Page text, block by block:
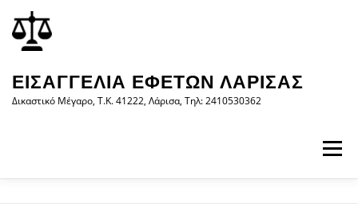
περιεχόμενο
στο
περιεχόμενο
ΕΙΣΑΓΓΕΛΊΑ ΕΦΕΤΏΝ ΛΆΡΙΣΑΣ
Δικαστικό Μέγαρο, Τ.Κ. 41222, Λάρισα, Τηλ: 2410530362
Μενού